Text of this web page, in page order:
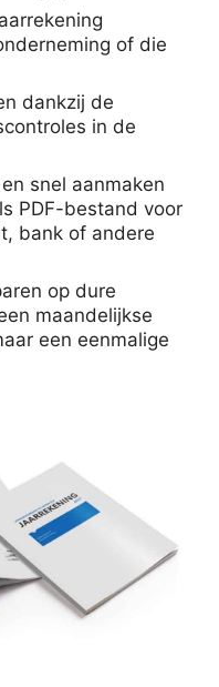
of die
dankzij de
in de
snel aanmaken
PDF-bestand voor
bank of andere
op dure
maandelijkse
een eenmalige